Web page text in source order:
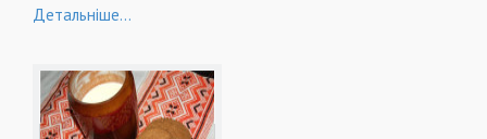
Детальніше...